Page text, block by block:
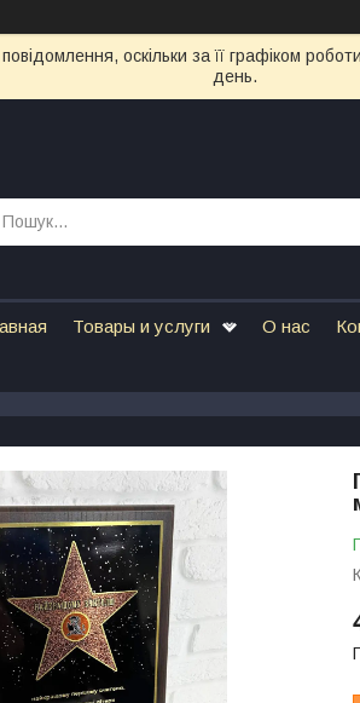
оскільки за її графіком
день.
Товары и услуги О нас